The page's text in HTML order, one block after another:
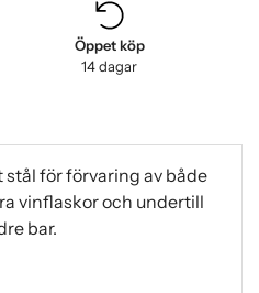
Öppet köp
14 dagar
för förvaring av både
vinflaskor och undertill
bar.